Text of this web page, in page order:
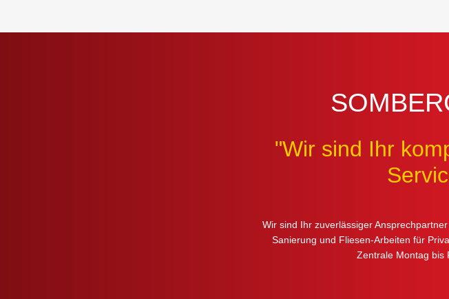
"Wir sind Ihr
Wir sind Ihr zuverlässiger
Sanierung und Fliesen-Arbeiten für
Zentrale Montag bis